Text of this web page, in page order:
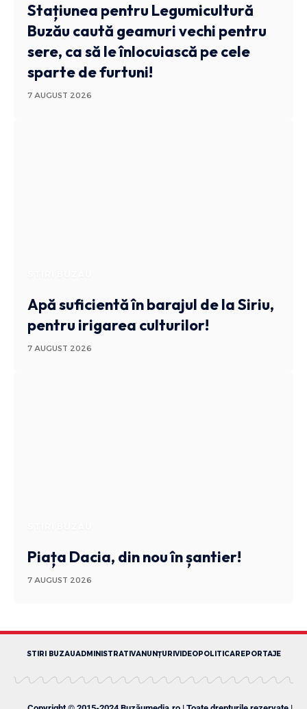
Stațiunea pentru Legumicultură
Buzău caută geamuri vechi pentru
sere, ca să le înlocuiască pe cele
sparte de furtuni!
7 AUGUST 2026
Apă suficientă în barajul de la Siriu,
pentru irigarea culturilor!
7 AUGUST 2026
Piața Dacia, din nou în șantier!
7 AUGUST 2026
STIRI BUZAUADMINISTRATIVANUNȚURI VIDEOPOLITICAREPORTAJE